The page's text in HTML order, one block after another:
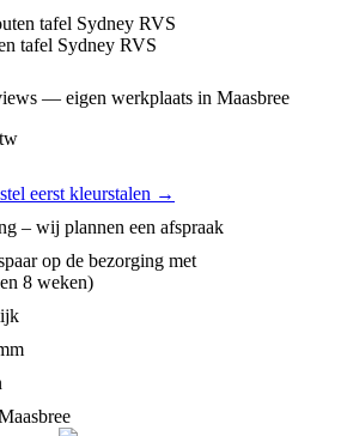
tafel Sydney RVS
— eigen werkplaats in Maasbree
eerst kleurstalen →
– wij plannen een afspraak
op de bezorging met
8 weken)